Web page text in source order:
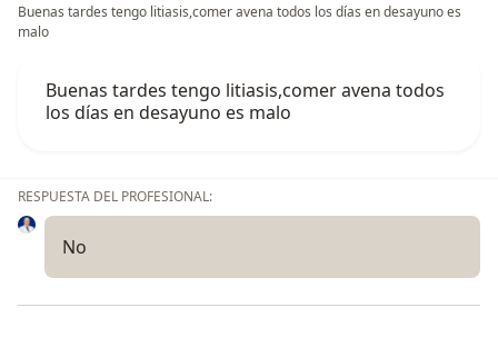
Buenas tardes tengo litiasis,comer avena todos los días en desayuno es
malo
Buenas tardes tengo litiasis,comer avena todos
los días en desayuno es malo
RESPUESTA DEL PROFESIONAL:
No